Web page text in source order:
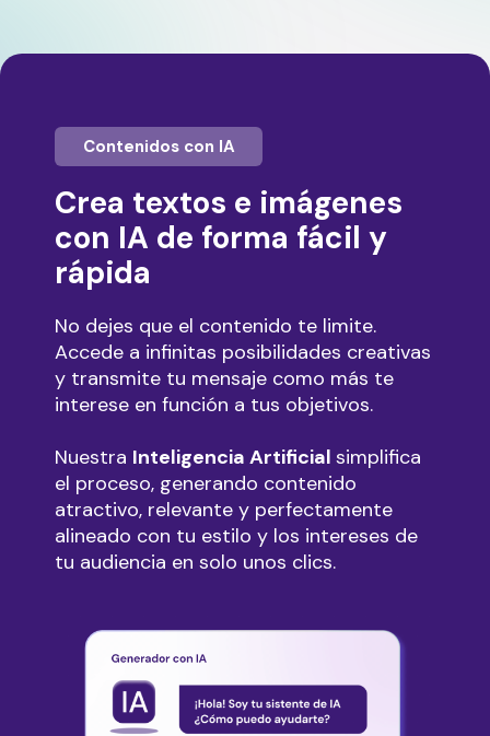
Contenidos con IA
Crea textos e imágenes
con IA de forma fácil y
rápida
No dejes que el contenido te limite.
Accede a infinitas posibilidades creativas
y transmite tu mensaje como más te
interese en función a tus objetivos.
Nuestra Inteligencia Artificial simplifica
el proceso, generando contenido
atractivo, relevante y perfectamente
alineado con tu estilo y los intereses de
tu audiencia en solo unos clics.